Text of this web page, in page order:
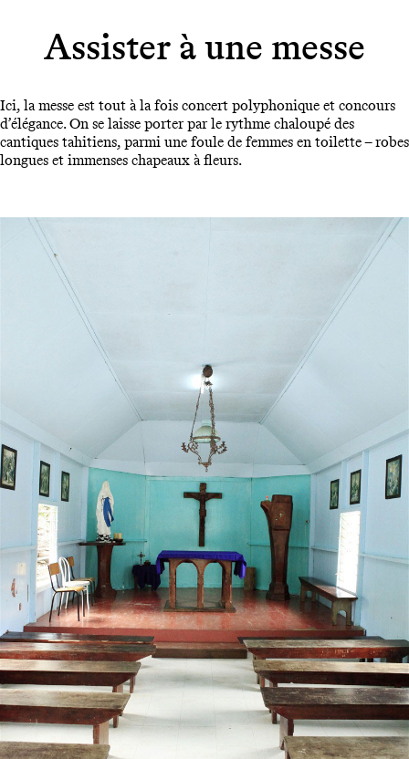
Assister à une messe
Ici, la messe est tout à la fois concert polyphonique et concours
d’élégance. On se laisse porter par le rythme chaloupé des
cantiques tahitiens, parmi une foule de femmes en toilette – robes
longues et immenses chapeaux à fleurs.